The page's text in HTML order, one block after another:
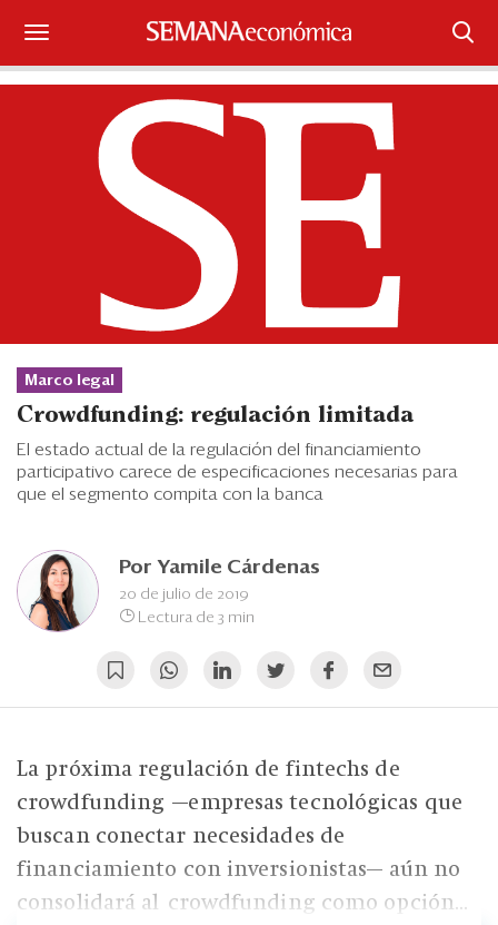
Suscríbase
Iniciar sesión
Portada
¿Qué está pasando?
Sectores y Empresas
Management
Economía y Finanzas
Legal y Política
Eventos
Blogs
Ranking CEO
Marco legal
Crowdfunding: regulación limitada
El estado actual de la regulación del financiamiento
participativo carece de especificaciones necesarias para
que el segmento compita con la banca
Por Yamile Cárdenas
20 de julio de 2019
Lectura de 3 min
La próxima regulación de fintechs de
crowdfunding —empresas tecnológicas que
buscan conectar necesidades de
financiamiento con inversionistas— aún no
consolidará al crowdfunding como opción...